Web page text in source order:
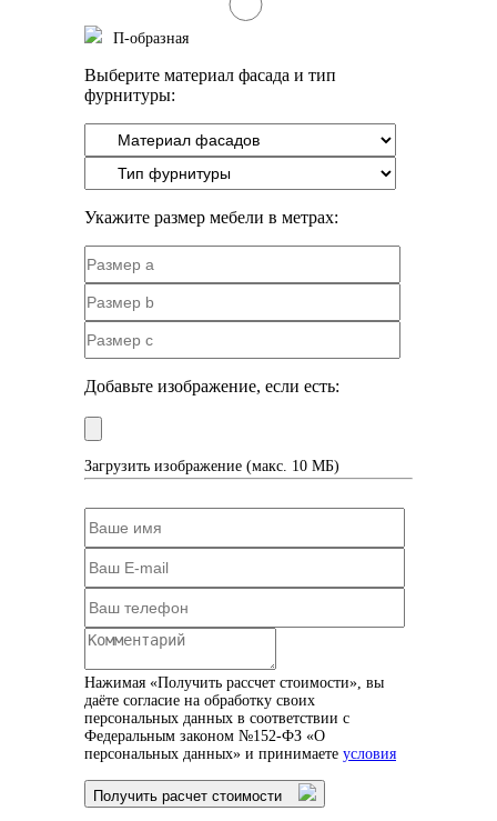
П-образная
Выберите материал фасада и тип
фурнитуры:
Укажите размер мебели в метрах:
Добавьте изображение, если есть:
Загрузить изображение (макс. 10 МБ)
Нажимая «Получить рассчет стоимости», вы
даёте согласие на обработку своих
персональных данных в соответствии с
Федеральным законом №152-ФЗ «О
персональных данных» и принимаете условия
Получить расчет стоимости